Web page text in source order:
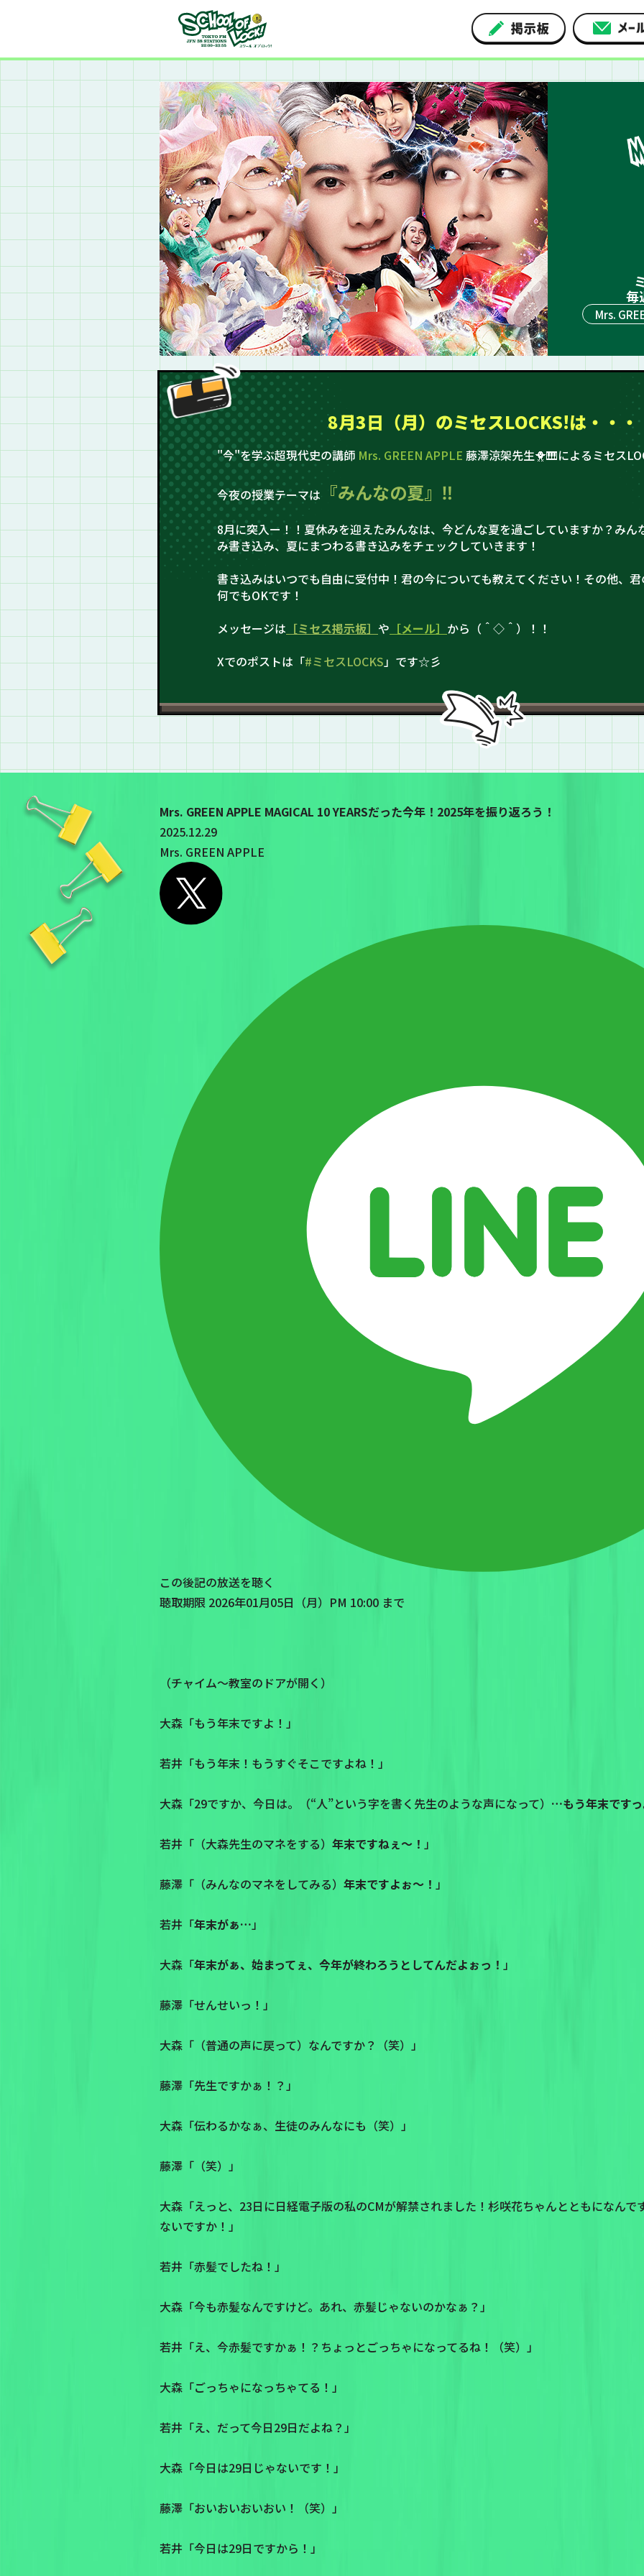
毎
Mrs.
8月3日（月）のミセスLOCKS!は・・・
"今"を学ぶ超現代史の講師 Mrs. GREEN APPLE 藤澤涼架先生🐥🎹によるミセス
今夜の授業テーマは『みんなの夏』‼
8月に突入ー！！夏休みを迎えたみんなは、今どんな夏を過ごしていますか？みん
み書き込み、夏にまつわる書き込みをチェックしていきます！
書き込みはいつでも自由に受付中！君の今についても教えてください！その他、
何でもOKです！
メッセージは ［ミセス掲示板］ や ［メール］ から（＾◇＾）！！
Xでのポストは「#ミセスLOCKS」です☆彡
Mrs. GREEN APPLE MAGICAL 10 YEARSだった今年！2025年を振り返ろう！
2025.12.29
Mrs. GREEN APPLE
この後記の放送を聴く
聴取期限 2026年01月05日（月）PM 10:00 まで
（チャイム～教室のドアが開く）
大森「もう年末ですよ！」
若井「もう年末！もうすぐそこですよね！」
大森「29ですか、今日は。（“人”という字を書く先生のような声になって） …もう年末です
若井「（大森先生のマネをする） 年末ですねぇ〜！ 」
藤澤「（みんなのマネをしてみる） 年末ですよぉ〜！ 」
若井「年末がぁ…」
大森「年末がぁ、始まってぇ、今年が終わろうとしてんだよぉっ！ 」
藤澤「せんせいっ！」
大森「（普通の声に戻って）なんですか？（笑）」
藤澤「先生ですかぁ！？」
大森「伝わるかなぁ、生徒のみんなにも（笑）」
藤澤「（笑）」
大森「えっと、23日に日経電子版の私のCMが解禁されました！杉咲花ちゃんとともになん
ないですか！」
若井「赤髪でしたね！」
大森「今も赤髪なんですけど。あれ、赤髪じゃないのかなぁ？」
若井「え、今赤髪ですかぁ！？ちょっとごっちゃになってるね！（笑）」
大森「ごっちゃになっちゃてる！」
若井「え、だって今日29日だよね？」
大森「今日は29日じゃないです！」
藤澤「おいおいおいおい！（笑）」
若井「今日は29日ですから！」